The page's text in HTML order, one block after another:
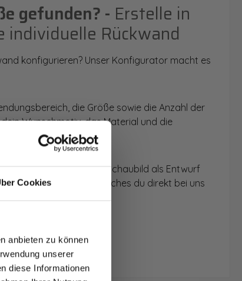
Cookies
anbieten zu können
unserer
diese Informationen
gefunden? - Erstelle in
individuelle Rückwand
konfigurieren? Unser Konfigurator macht es
die Größe sowie die Anzahl der
Wunschmotiv, das Material und die
dir die Rückwände im Schaubild als Entwurf
Angebot, welches du direkt bei uns